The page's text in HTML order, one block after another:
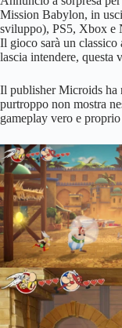
Mission Babylon, in
sviluppo), PS5, Xbox e
Il gioco sarà un
lascia intendere, questa
Il publisher Microids ha
purtroppo non mostra
gameplay vero e